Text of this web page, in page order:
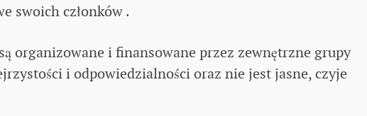
swoich członków .
organizowane i finansowane przez zewnętrzne grupy
i odpowiedzialności oraz nie jest jasne, czyje